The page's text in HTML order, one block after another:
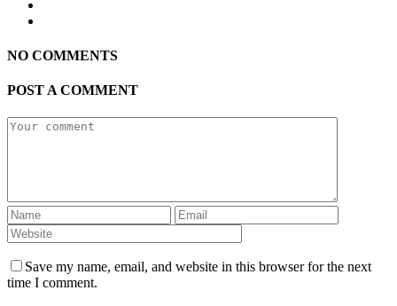
NO COMMENTS
POST A COMMENT
Save my name, email, and website in this browser for the next
time I comment.